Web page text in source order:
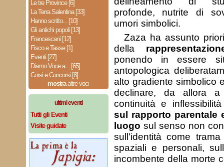
Le tre Province [6]
La Terra Salentina [33]
Hanno scritto... [10]
Gli antichi popoli [13]
Francescani [12]
Fisco e Tasse [1]
Eventi [27]
Diamo Voce a... [65]
Corsi e Concorsi [8]
mostraaltre voci
ultimi eventi
Tutti gli Eventi
Visite guidate
profonde, nutrite di
umori simbolici.
Zaza ha assunto
della
ponendo in essere
antopologica
alto gradiente simbolico
declinare, da allora
continuità e
sul rapporto parentale
luogo sul senso non
sull'identità come
spaziali e personali,
incombente della morte